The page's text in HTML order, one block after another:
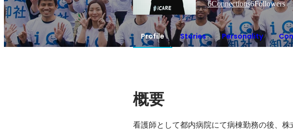
6Connections6Followers
Profile Stories Personality
概要
看護師として都内病院にて病棟勤務の後、